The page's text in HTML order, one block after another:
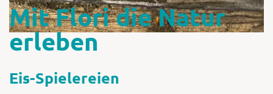
Mit Flori die Natur
erleben
Eis-Spielereien